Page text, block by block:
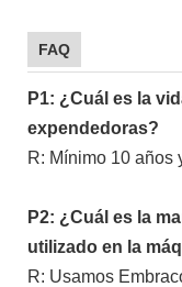
FAQ
P1: ¿Cuál es la
expendedoras?
R: Mínimo 10 años
P2: ¿Cuál es la
utilizado en la
R: Usamos